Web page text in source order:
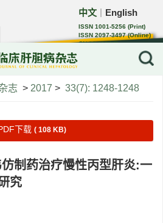
中文 English
ISSN 1001-5256 (Print)
ISSN 2097-3497 (Online)
CN 22-1108/R
志 > 2017 > 33(7): 1248-1248
下载 ( 108 KB)
制药治疗慢性丙型肝炎:一
究